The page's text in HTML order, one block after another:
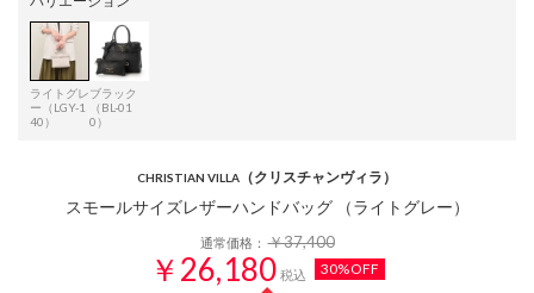
ライトグレ
ー（LGY-1
40）
ブラック
（BL-01
0）
CHRISTIAN VILLA （クリスチャンヴィラ）
スモールサイズレザーハンドバッグ （ライトグレー）
通常価格：￥37,400
￥26,180 税込 30%OFF